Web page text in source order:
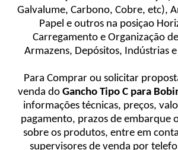
Galvalume, Carbono, Cobre, etc),
Papel e outros na posiçao
Carregamento e Organização
Armazens, Depósitos, Indústrias
Para Comprar ou solicitar
venda do Gancho Tipo C para
informações técnicas, preços,
pagamento, prazos de embarque
sobre os produtos, entre em
supervisores de venda por